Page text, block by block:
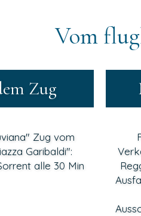
Vom
Zug
Zug vom
Garibaldi":
alle 30 Min